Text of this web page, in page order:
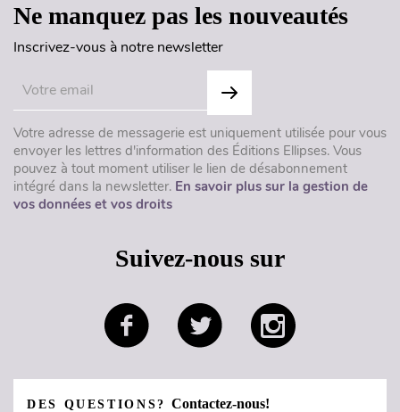
Ne manquez pas les nouveautés
Inscrivez-vous à notre newsletter
Votre adresse de messagerie est uniquement utilisée pour vous
envoyer les lettres d'information des Éditions Ellipses. Vous
pouvez à tout moment utiliser le lien de désabonnement
intégré dans la newsletter. En savoir plus sur la gestion de
vos données et vos droits
Suivez-nous sur
DES QUESTIONS?Contactez-nous!